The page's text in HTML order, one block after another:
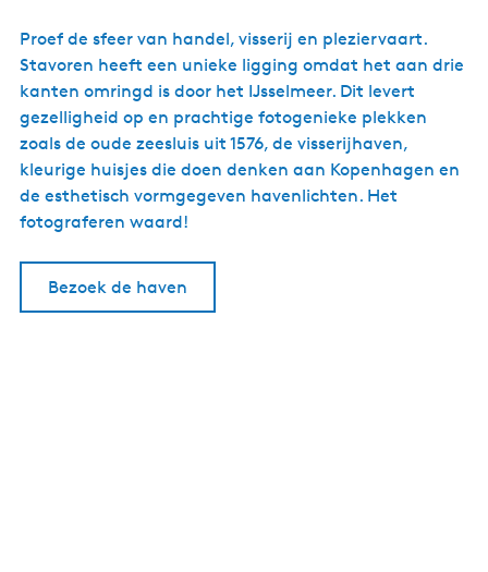
Proef de sfeer van handel, visserij en pleziervaart.
Stavoren heeft een unieke ligging omdat het aan drie
kanten omringd is door het IJsselmeer. Dit levert
gezelligheid op en prachtige fotogenieke plekken
zoals de oude zeesluis uit 1576, de visserijhaven,
kleurige huisjes die doen denken aan Kopenhagen en
de esthetisch vormgegeven havenlichten. Het
fotograferen waard!
Bezoek de haven